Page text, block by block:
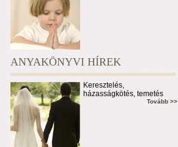
ANYAKÖNYVI HÍREK
Keresztelés,
házasságkötés, temetés
Tovább >>